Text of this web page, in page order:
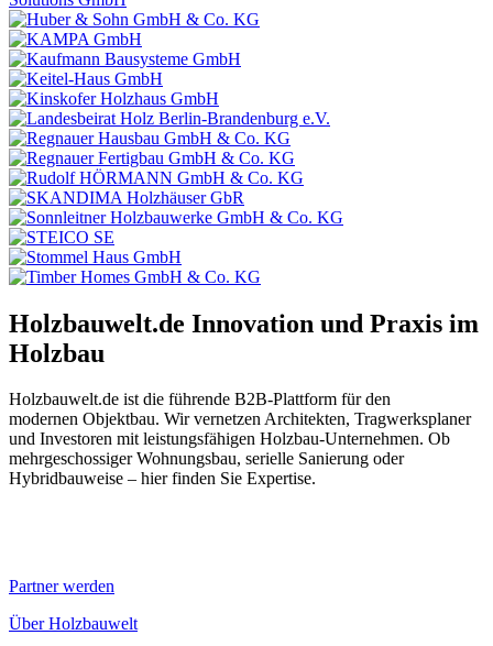
Holzbauwelt.de Innovation und Praxis im
Holzbau
Holzbauwelt.de ist die führende B2B-Plattform für den
modernen Objektbau. Wir vernetzen Architekten, Tragwerksplaner
und Investoren mit leistungsfähigen Holzbau-Unternehmen. Ob
mehrgeschossiger Wohnungsbau, serielle Sanierung oder
Hybridbauweise – hier finden Sie Expertise.
Partner werden
Über Holzbauwelt